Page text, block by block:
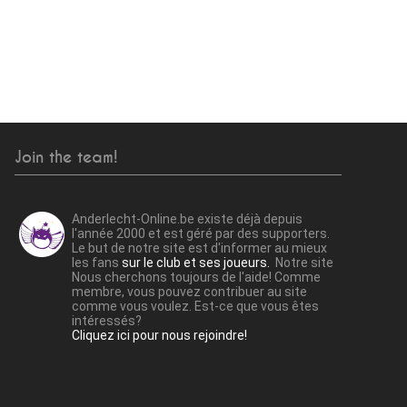
Join the team!
Anderlecht-Online.be existe déjà depuis
l'année 2000 et est géré par des supporters.
Le but de notre site est d'informer au mieux
les fans sur le club et ses joueurs.
Notre site
Nous cherchons toujours de l'aide! Comme
membre, vous pouvez contribuer au site
comme vous voulez. Est-ce que vous êtes
intéressés?
Cliquez ici pour nous rejoindre!